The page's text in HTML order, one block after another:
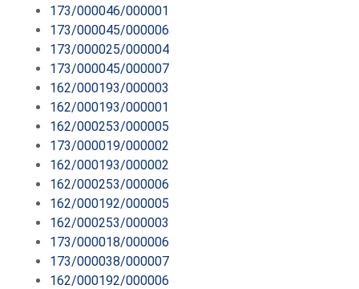
173/000046/000001
173/000045/000006
173/000025/000004
173/000045/000007
162/000193/000003
162/000193/000001
162/000253/000005
173/000019/000002
162/000193/000002
162/000253/000006
162/000192/000005
162/000253/000003
173/000018/000006
173/000038/000007
162/000192/000006